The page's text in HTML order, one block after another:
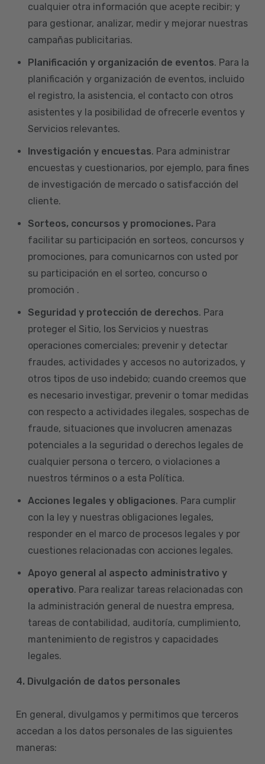
cualquier otra información que acepte recibir; y
para gestionar, analizar, medir y mejorar nuestras
campañas publicitarias.
Planificación y organización de eventos. Para la
planificación y organización de eventos, incluido
el registro, la asistencia, el contacto con otros
asistentes y la posibilidad de ofrecerle eventos y
Servicios relevantes.
Investigación y encuestas. Para administrar
encuestas y cuestionarios, por ejemplo, para fines
de investigación de mercado o satisfacción del
cliente.
Sorteos, concursos y promociones. Para
facilitar su participación en sorteos, concursos y
promociones, para comunicarnos con usted por
su participación en el sorteo, concurso o
promoción .
Seguridad y protección de derechos. Para
proteger el Sitio, los Servicios y nuestras
operaciones comerciales; prevenir y detectar
fraudes, actividades y accesos no autorizados, y
otros tipos de uso indebido; cuando creemos que
es necesario investigar, prevenir o tomar medidas
con respecto a actividades ilegales, sospechas de
fraude, situaciones que involucren amenazas
potenciales a la seguridad o derechos legales de
cualquier persona o tercero, o violaciones a
nuestros términos o a esta Política.
Acciones legales y obligaciones. Para cumplir
con la ley y nuestras obligaciones legales,
responder en el marco de procesos legales y por
cuestiones relacionadas con acciones legales.
Apoyo general al aspecto administrativo y
operativo. Para realizar tareas relacionadas con
la administración general de nuestra empresa,
tareas de contabilidad, auditoría, cumplimiento,
mantenimiento de registros y capacidades
legales.
4. Divulgación de datos personales
En general, divulgamos y permitimos que terceros
accedan a los datos personales de las siguientes
maneras: